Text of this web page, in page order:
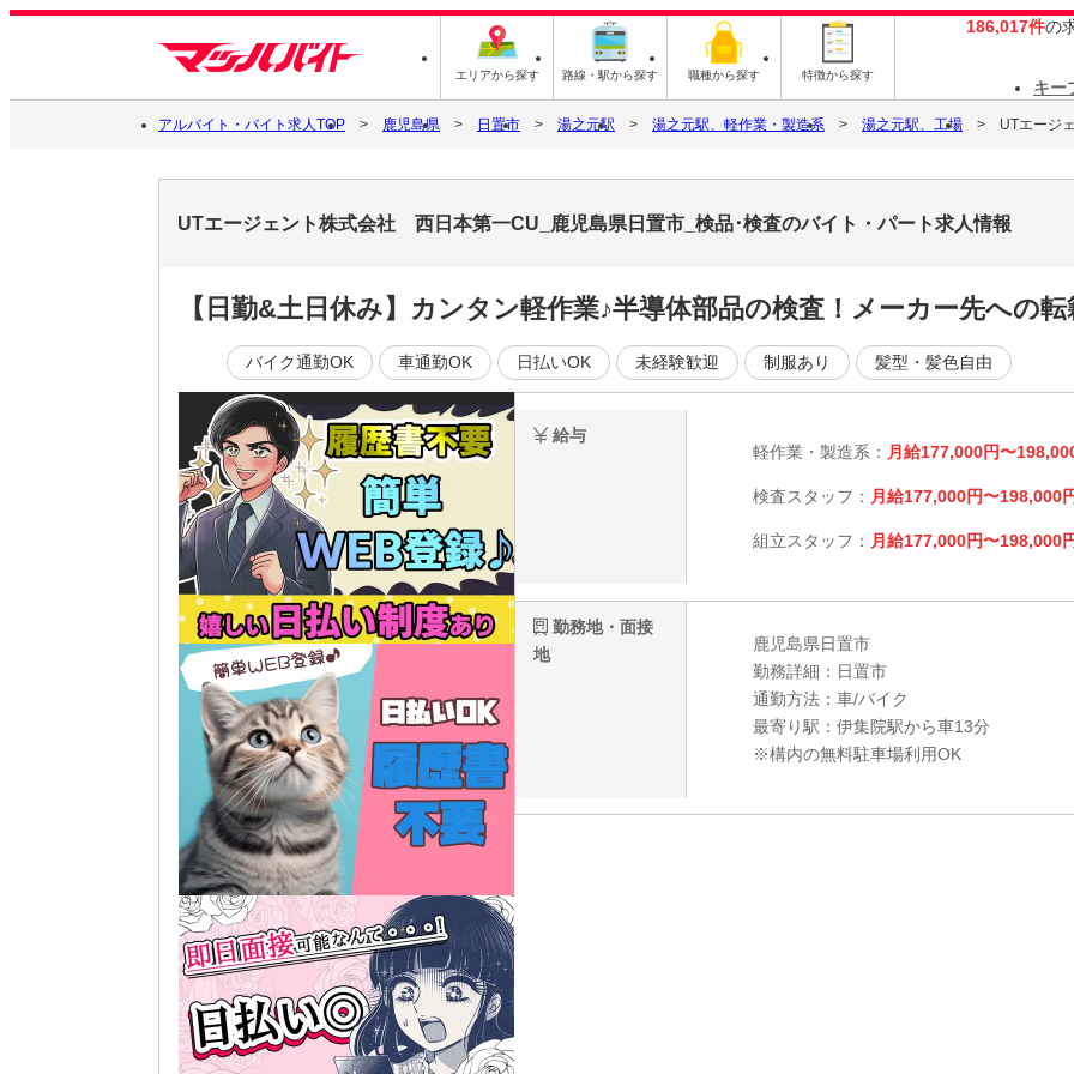
エリアから探す 路線・駅から探す 職種から探す 特徴から探す
186,017件の
キー
アルバイト・バイト求人TOP 鹿児島県 日置市 湯之元駅 湯之元駅、軽作業・製造系 湯之元駅、工場 UTエージ
UTエージェント株式会社 西日本第一CU_鹿児島県日置市_検品･検査のバイト・パート求人情報
【日勤&土日休み】カンタン軽作業♪半導体部品の検査！メーカー先への
バイク通勤OK 車通勤OK 日払いOK 未経験歓迎 制服あり 髪型・髪色自由
給与
軽作業・製造系： 月給177,000円〜
検査スタッフ： 月給177,000円〜198,000
組立スタッフ： 月給177,000円〜198,000
勤務地・面接
地
鹿児島県日置市
勤務詳細：日置市
通勤方法：車/バイク
最寄り駅：伊集院駅から車13分
※構内の無料駐車場利用OK